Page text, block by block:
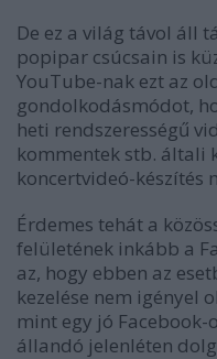
De ez a világ távol áll
popipar csúcsain is
YouTube-nak ezt az
gondolkodásmódot,
heti rendszerességű
kommentek stb. általi
koncertvideó-készítés
Érdemes tehát a
felületének inkább a
az, hogy ebben az
kezelése nem igényel
mint egy jó
állandó jelenléten